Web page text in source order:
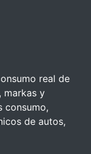
real de
markas y
consumo,
de autos,